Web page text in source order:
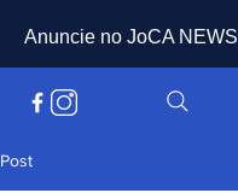
Anuncie no JoCA NEWS
Post